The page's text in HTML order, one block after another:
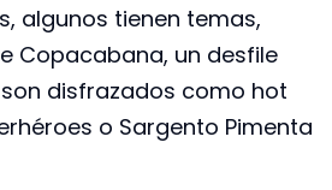
algunos tienen temas,
Copacabana, un desfile
disfrazados como hot
o Sargento Pimenta